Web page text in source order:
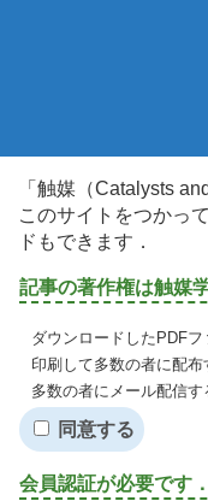
「触媒（Catalysts
このサイトをつかっ
ドもできます．
記事の著作権は触媒
ダウンロードしたPDF
印刷して多数の者に配布
多数の者にメール配信す
同意する
会員認証が必要です．